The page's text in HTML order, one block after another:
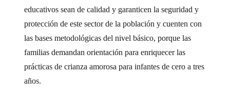
educativos sean de calidad y garanticen la seguridad y
protección de este sector de la población y cuenten con
las bases metodológicas del nivel básico, porque las
familias demandan orientación para enriquecer las
prácticas de crianza amorosa para infantes de cero a tres
años.